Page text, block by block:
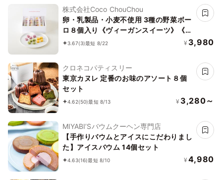
株式会社Coco ChouChou
卵・乳製品・小麦不使用 3種の野菜ボー
ロ８個入り《ヴィーガンスイーツ》《グ
ルテンフリー》
3.67(3)最短 8/22 ¥ 3,980
クロネコパティスリー
東京カヌレ 定番のお味のアソート８個
セット
4.62(50)最短 8/13 ¥ 3,280～
MIYABI’Sバウムクーヘン専門店
【手作りバウムとアイスにこだわりまし
た】アイスバウム 14個セット
4.63(16)最短 8/10 ¥ 4,980